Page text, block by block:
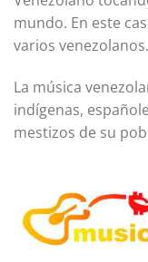
mundo. En este
varios venezolanos.
La música
indígenas,
mestizos de su